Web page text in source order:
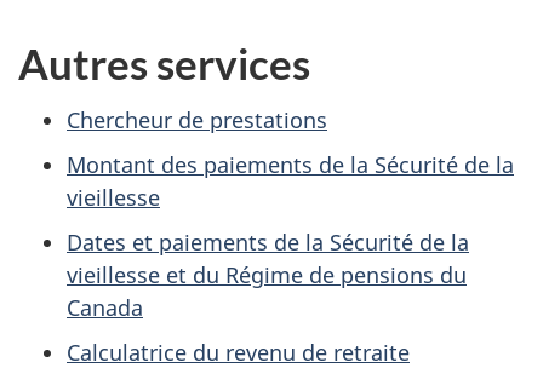
Autres services
Chercheur de prestations
Montant des paiements de la Sécurité de la
vieillesse
Dates et paiements de la Sécurité de la
vieillesse et du Régime de pensions du
Canada
Calculatrice du revenu de retraite